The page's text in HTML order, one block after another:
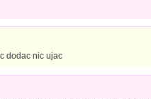
dodac nic ujac